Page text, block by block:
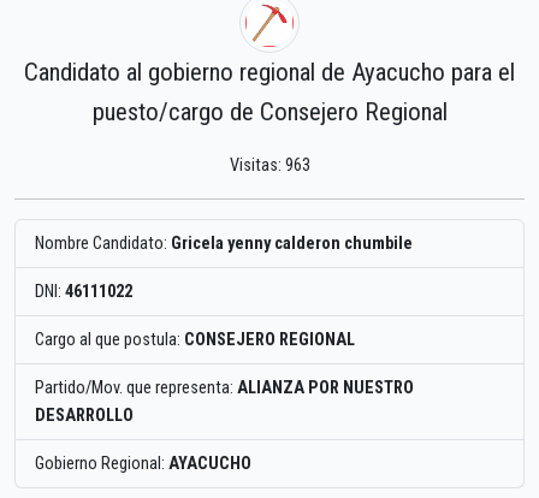
Candidato al gobierno regional de Ayacucho para el
puesto/cargo de Consejero Regional
Visitas: 963
Nombre Candidato: Gricela yenny calderon chumbile
DNI: 46111022
Cargo al que postula: CONSEJERO REGIONAL
Partido/Mov. que representa: ALIANZA POR NUESTRO
DESARROLLO
Gobierno Regional: AYACUCHO